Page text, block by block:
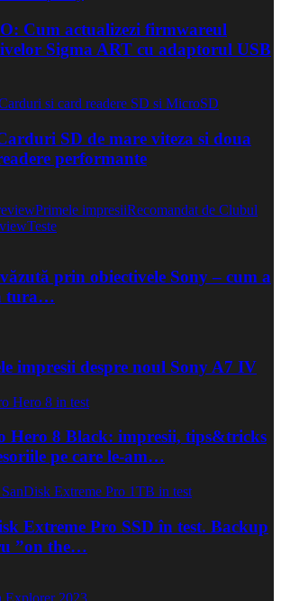
Cum actualizezi firmwareul
Sigma ART cu adaptorul USB
SD de mare viteza si doua
performante
Primele impresiiRecomandat de Clubul
Teste
prin obiectivele Sony – cum a
tura…
impresii despre noul Sony A7 IV
Hero 8 Black: impresii, tips&tricks
pe care le-am…
Extreme Pro SSD în test. Backup
”on the…